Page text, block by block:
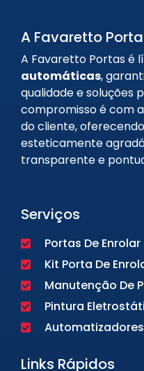
A Favaretto
A Favaretto Portas é
automáticas,
qualidade e soluções
compromisso é com
do cliente,
esteticamente
transparente e
Serviços
Portas De
Kit Porta De
Manutenção De
Pintura
Automatizadores
Links Rápidos